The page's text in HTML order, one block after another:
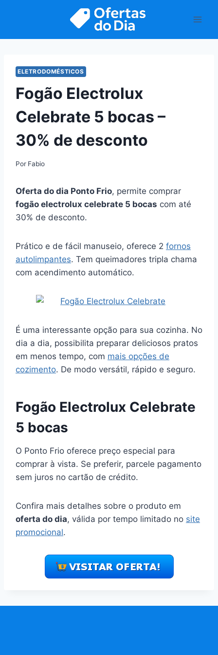
ELETRODOMÉSTICOS
Fogão Electrolux
Celebrate 5 bocas –
30% de desconto
Por Fabio
Oferta do dia Ponto Frio, permite comprar
fogão electrolux celebrate 5 bocas com até
30% de desconto.
Prático e de fácil manuseio, oferece 2 fornos
autolimpantes. Tem queimadores tripla chama
com acendimento automático.
É uma interessante opção para sua cozinha. No
dia a dia, possibilita preparar deliciosos pratos
em menos tempo, com mais opções de
cozimento. De modo versátil, rápido e seguro.
Fogão Electrolux Celebrate
5 bocas
O Ponto Frio oferece preço especial para
comprar à vista. Se preferir, parcele pagamento
sem juros no cartão de crédito.
Confira mais detalhes sobre o produto em
oferta do dia, válida por tempo limitado no site
promocional.